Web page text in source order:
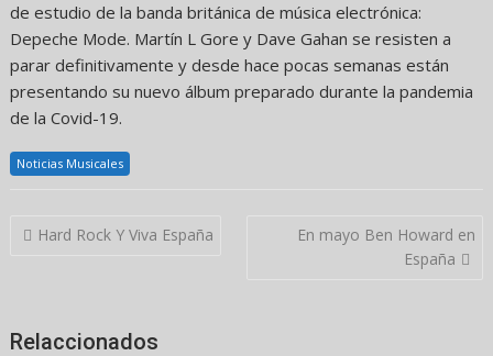
de estudio de la banda británica de música electrónica:
Depeche Mode. Martín L Gore y Dave Gahan se resisten a
parar definitivamente y desde hace pocas semanas están
presentando su nuevo álbum preparado durante la pandemia
de la Covid-19.
Noticias Musicales
Navegación
Hard Rock Y Viva España
En mayo Ben Howard en
España
Relaccionados